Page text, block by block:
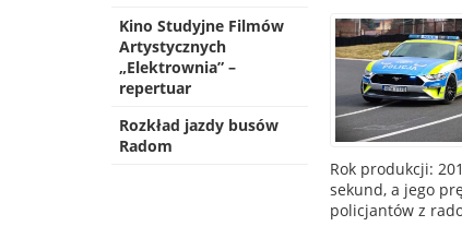
Kino Studyjne Filmów
Artystycznych
„Elektrownia” –
repertuar
Rozkład jazdy busów
Radom
Rok produkcji:
sekund, a jego
policjantów z